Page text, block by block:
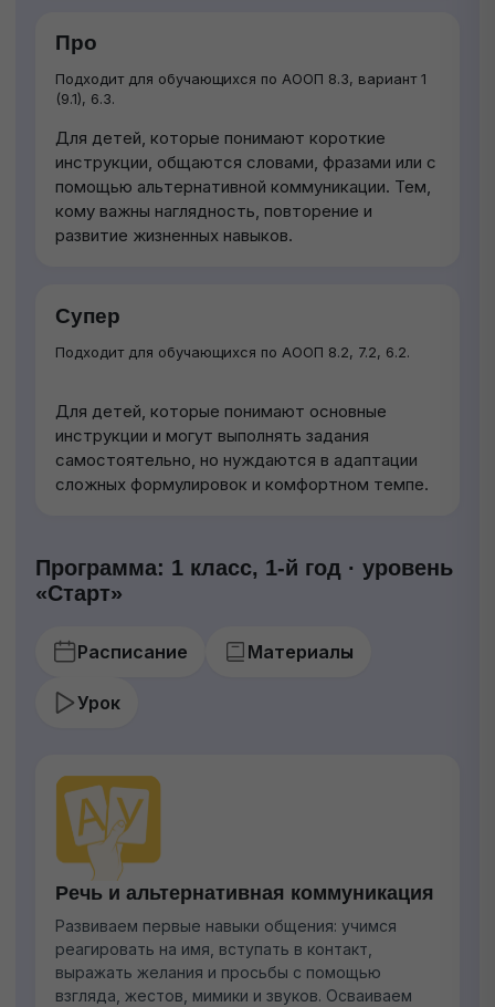
Про
Подходит для обучающихся по АООП 8.3, вариант 1
(9.1), 6.3.
Для детей, которые понимают короткие
инструкции, общаются словами, фразами или с
помощью альтернативной коммуникации. Тем,
кому важны наглядность, повторение и
развитие жизненных навыков.
Супер
Подходит для обучающихся по АООП 8.2, 7.2, 6.2.
Для детей, которые понимают основные
инструкции и могут выполнять задания
самостоятельно, но нуждаются в адаптации
сложных формулировок и комфортном темпе.
Программа: 1 класс, 1-й год · уровень
«Старт»
Расписание Материалы
Урок
Речь и альтернативная коммуникация
Развиваем первые навыки общения: учимся
реагировать на имя, вступать в контакт,
выражать желания и просьбы с помощью
взгляда, жестов, мимики и звуков. Осваиваем